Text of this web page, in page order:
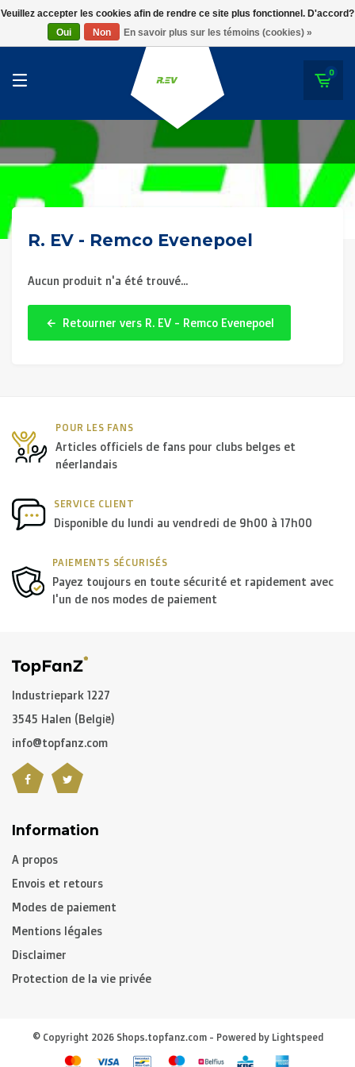
R. EV - Remco Evenepoel
SK Beveren
Marktrock
Allemoal Truineer
Alpecin Premier Tech /Fenix Premier Tech
Héros
Thierry Neuville
Enchères
Enchères terminées
0
R. EV - Remco Evenepoel
Aucun produit n'a été trouvé...
Retourner vers R. EV - Remco Evenepoel
POUR LES FANS
Articles officiels de fans pour clubs belges et
néerlandais
SERVICE CLIENT
Disponible du lundi au vendredi de 9h00 à 17h00
PAIEMENTS SÉCURISÉS
Payez toujours en toute sécurité et rapidement avec
l'un de nos modes de paiement
Industriepark 1227
3545 Halen (België)
info@topfanz.com
Information
A propos
Envois et retours
Modes de paiement
Mentions légales
Disclaimer
Protection de la vie privée
© Copyright 2026 Shops.topfanz.com - Powered by Lightspeed
Veuillez accepter les cookies afin de rendre ce site plus fonctionnel. D'accord?
Oui
Non En savoir plus sur les témoins (cookies) »